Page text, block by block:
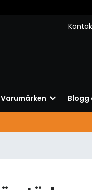
Varumärken Blogg